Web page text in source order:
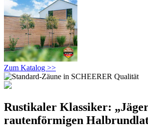
Zum Katalog >>
Rustikaler Klassiker:
rautenförmigen